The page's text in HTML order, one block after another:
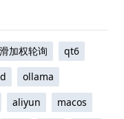
加权轮询
qt6
ollama
aliyun
macos